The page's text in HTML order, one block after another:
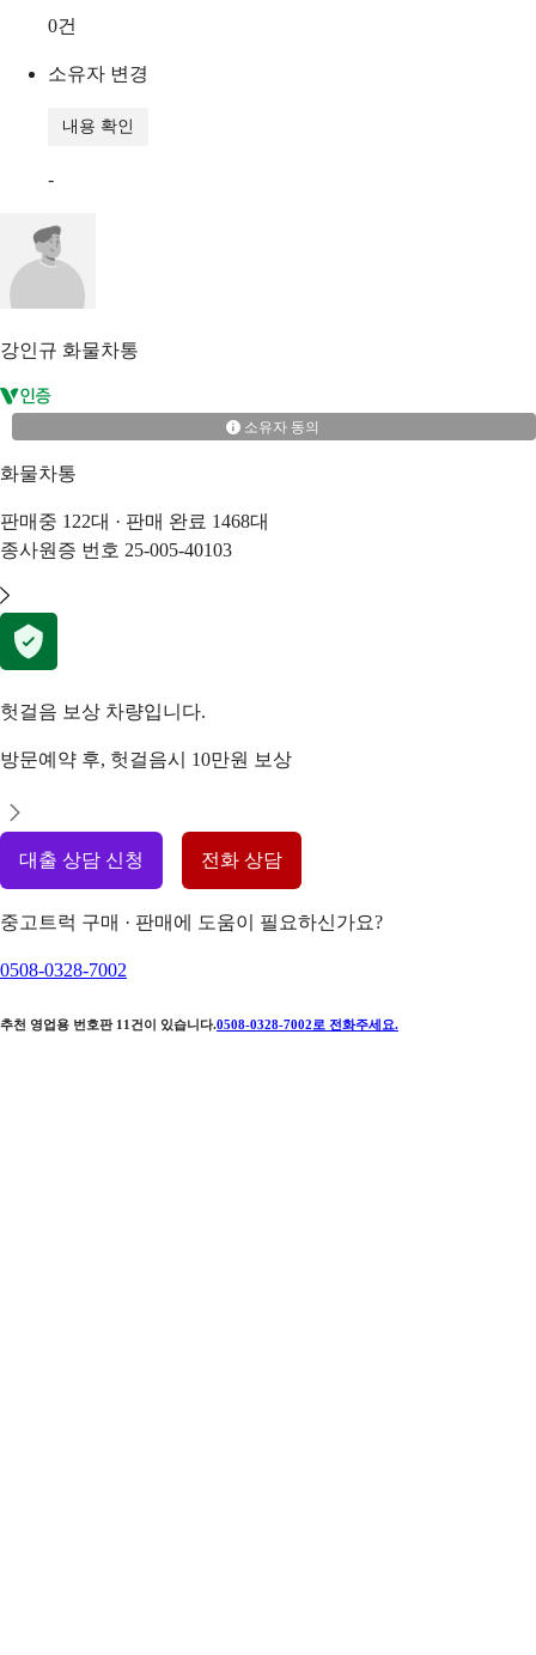
0건
소유자 변경
내용 확인
-
강인규 화물차통
소유자 동의
화물차통
판매중 122대 · 판매 완료 1468대
종사원증 번호 25-005-40103
헛걸음 보상 차량입니다.
방문예약 후, 헛걸음시 10만원 보상
대출 상담 신청 전화 상담
중고트럭 구매 · 판매에 도움이 필요하신가요?
0508-0328-7002
추천 영업용 번호판 11 건이 있습니다.0508-0328-7002 로 전화주세요.